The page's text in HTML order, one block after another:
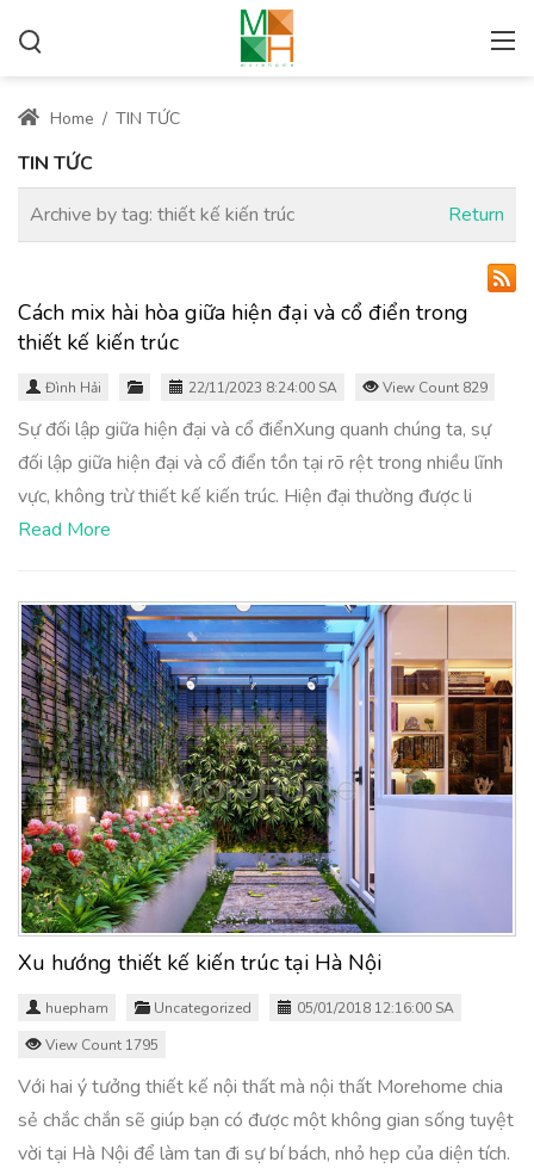
Home / TIN TỨC
TIN TỨC
Archive by tag: thiết kế kiến trúc Return
Cách mix hài hòa giữa hiện đại và cổ điển trong
thiết kế kiến trúc
Đình Hải 22/11/2023 8:24:00 SA View Count 829
Sự đối lập giữa hiện đại và cổ điểnXung quanh chúng ta, sự
đối lập giữa hiện đại và cổ điển tồn tại rõ rệt trong nhiều lĩnh
vực, không trừ thiết kế kiến trúc. Hiện đại thường được li
Read More
Xu hướng thiết kế kiến trúc tại Hà Nội
huepham Uncategorized
05/01/2018 12:16:00 SA
View Count 1795
Với hai ý tưởng thiết kế nội thất mà nội thất Morehome chia
sẻ chắc chắn sẽ giúp bạn có được một không gian sống tuyệt
vời tại Hà Nội để làm tan đi sự bí bách, nhỏ hẹp của diện tích.